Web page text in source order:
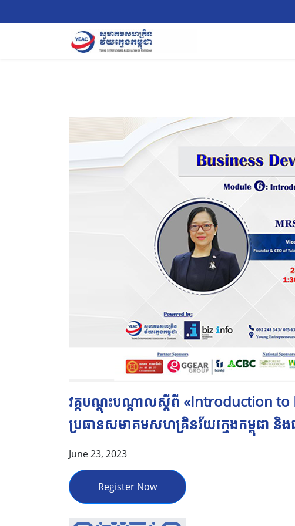
វគ្កបណ្តុះបណ្តាលស្ដីពី «Introduction
ប្រធានសមាគមសហគ្រិនវ័យក្មេងកម្ពុជា និ
June 23, 2023
Register Now